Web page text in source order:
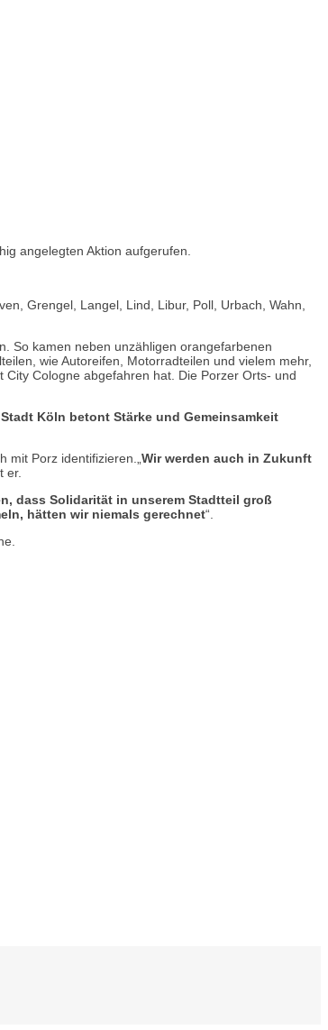
angelegten Aktion aufgerufen.
Grengel, Langel, Lind, Libur, Poll, Urbach, Wahn,
So kamen neben unzähligen orangefarbenen
wie Autoreifen, Motorradteilen und vielem mehr,
Cologne abgefahren hat. Die Porzer Orts- und
Köln betont Stärke und Gemeinsamkeit
mit Porz identifizieren.„Wir werden auch in Zukunft
er.
dass Solidarität in unserem Stadtteil groß
hätten wir niemals gerechnet“.